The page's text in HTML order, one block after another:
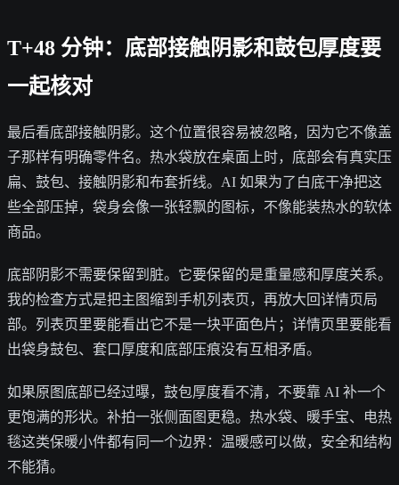
T+48 分钟：底部接触阴影和鼓包厚度要
一起核对
最后看底部接触阴影。这个位置很容易被忽略，因为它不像盖
子那样有明确零件名。热水袋放在桌面上时，底部会有真实压
扁、鼓包、接触阴影和布套折线。AI 如果为了白底干净把这
些全部压掉，袋身会像一张轻飘的图标，不像能装热水的软体
商品。
底部阴影不需要保留到脏。它要保留的是重量感和厚度关系。
我的检查方式是把主图缩到手机列表页，再放大回详情页局
部。列表页里要能看出它不是一块平面色片；详情页里要能看
出袋身鼓包、套口厚度和底部压痕没有互相矛盾。
如果原图底部已经过曝，鼓包厚度看不清，不要靠 AI 补一个
更饱满的形状。补拍一张侧面图更稳。热水袋、暖手宝、电热
毯这类保暖小件都有同一个边界：温暖感可以做，安全和结构
不能猜。